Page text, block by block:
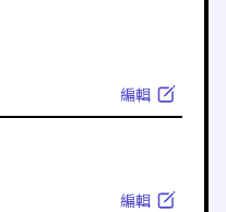
編輯
編輯